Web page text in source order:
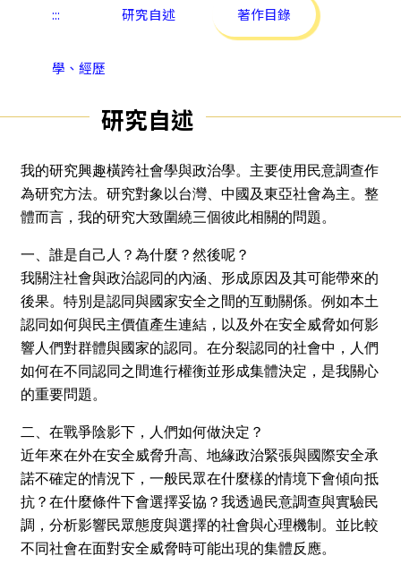
::: 研究自述 著作目錄
學、經歷
研究自述
我的研究興趣橫跨社會學與政治學。主要使用民意調查作
為研究方法。研究對象以台灣、中國及東亞社會為主。整
體而言，我的研究大致圍繞三個彼此相關的問題。
一、誰是自己人？為什麼？然後呢？
我關注社會與政治認同的內涵、形成原因及其可能帶來的
後果。特別是認同與國家安全之間的互動關係。例如本土
認同如何與民主價值產生連結，以及外在安全威脅如何影
響人們對群體與國家的認同。在分裂認同的社會中，人們
如何在不同認同之間進行權衡並形成集體決定，是我關心
的重要問題。
二、在戰爭陰影下，人們如何做決定？
近年來在外在安全威脅升高、地緣政治緊張與國際安全承
諾不確定的情況下，一般民眾在什麼樣的情境下會傾向抵
抗？在什麼條件下會選擇妥協？我透過民意調查與實驗民
調，分析影響民眾態度與選擇的社會與心理機制。並比較
不同社會在面對安全威脅時可能出現的集體反應。